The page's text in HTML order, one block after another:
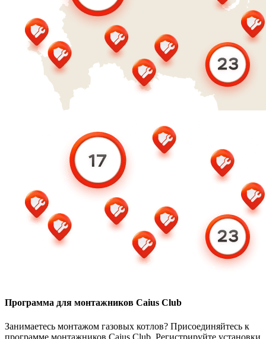
Программа для монтажников Caius Club
Занимаетесь монтажом газовых котлов? Присоединяйтесь к
программе монтажников Caius Club. Регистрируйте установки